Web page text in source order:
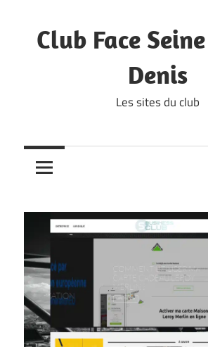
content
Club Face
Denis
Les sites du club